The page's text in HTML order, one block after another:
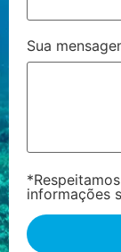
Sua
informações